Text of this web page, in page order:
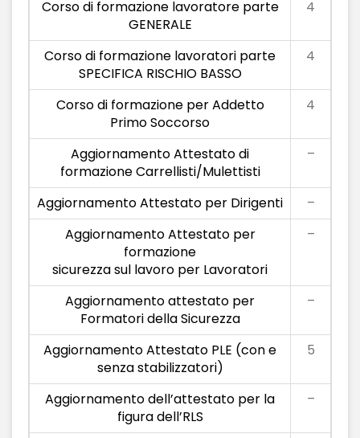
Corso di formazione lavoratore parte
GENERALE
4
Corso di formazione lavoratori parte
SPECIFICA RISCHIO BASSO
4
Corso di formazione per Addetto
Primo Soccorso
4
Aggiornamento Attestato di
formazione Carrellisti/Mulettisti
–
Aggiornamento Attestato per Dirigenti
–
Aggiornamento Attestato per
formazione
sicurezza sul lavoro per Lavoratori
–
Aggiornamento attestato per
Formatori della Sicurezza
–
Aggiornamento Attestato PLE (con e
senza stabilizzatori)
5
Aggiornamento dell’attestato per la
figura dell’RLS
–